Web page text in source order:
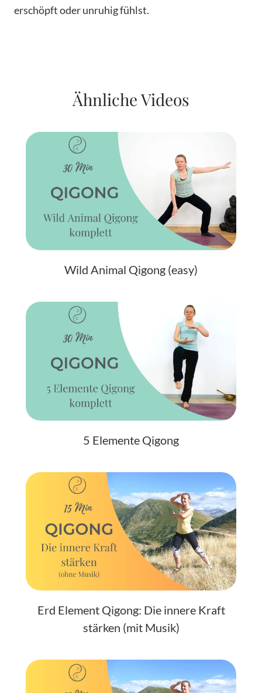
erschöpft oder unruhig fühlst.
Ähnliche Videos
Wild Animal Qigong (easy)
5 Elemente Qigong
Erd Element Qigong: Die innere Kraft
stärken (mit Musik)